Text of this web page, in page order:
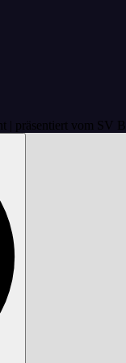
präsentiert vom SV